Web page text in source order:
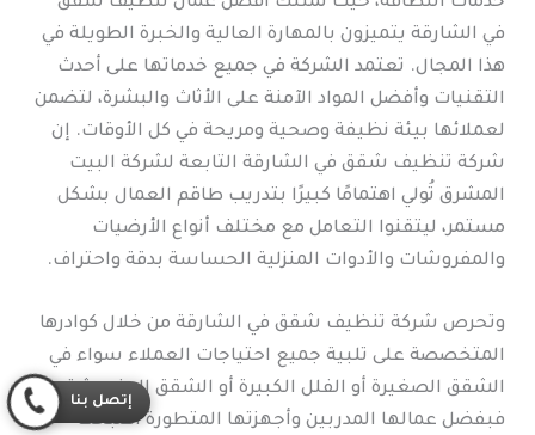
في الشارقة يتميزون بالمهارة العالية والخبرة الطويلة في
هذا المجال. تعتمد الشركة في جميع خدماتها على أحدث
التقنيات وأفضل المواد الآمنة على الأثاث والبشرة، لتضمن
لعملائها بيئة نظيفة وصحية ومريحة في كل الأوقات. إن
شركة تنظيف شقق في الشارقة التابعة لشركة البيت
المشرق تُولي اهتمامًا كبيرًا بتدريب طاقم العمال بشكل
مستمر، ليتقنوا التعامل مع مختلف أنواع الأرضيات
والمفروشات والأدوات المنزلية الحساسة بدقة واحتراف.
وتحرص شركة تنظيف شقق في الشارقة من خلال كوادرها
المتخصصة على تلبية جميع احتياجات العملاء سواء في
الشقق الصغيرة أو الفلل الكبيرة أو الشقق المفروشة.
فبفضل عمالها المدربين وأجهزتها المتطورة أصبحت
إتصل بنا